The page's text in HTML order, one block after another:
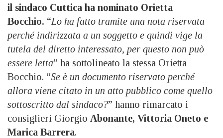
il sindaco Cuttica ha nominato Orietta
Bocchio. “Lo ha fatto tramite una nota riservata
perché indirizzata a un soggetto e quindi vige la
tutela del diretto interessato, per questo non può
essere letta” ha sottolineato la stessa Orietta
Bocchio. “Se è un documento riservato perché
allora viene citato in un atto pubblico come quello
sottoscritto dal sindaco?” hanno rimarcato i
consiglieri Giorgio Abonante, Vittoria Oneto e
Marica Barrera.